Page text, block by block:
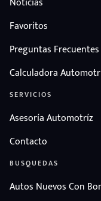
Favoritos
Preguntas Frecuentes
Calculadora
SERVICIOS
Asesoría Automotríz
Contacto
BUSQUEDAS
Autos Nuevos Con